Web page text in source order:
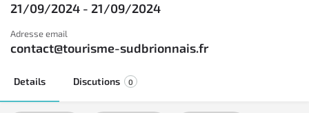
21/09/2024 - 21/09/2024
Adresse email
contact@tourisme-sudbrionnais.fr
Details Discutions 0